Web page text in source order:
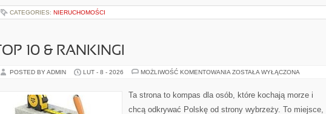
CATEGORIES: NIERUCHOMOŚCI
TOP 10 & RANKINGI
POSTED BY ADMIN LUT - 8 - 2026 MOŻLIWOŚĆ KOMENTOWANIA TOP
RANKINGI
ZOSTAŁA WYŁĄCZONA
Ta strona to kompas dla osób, które kochają morze i
chcą odkrywać Polskę od strony wybrzeży. To miejsce,